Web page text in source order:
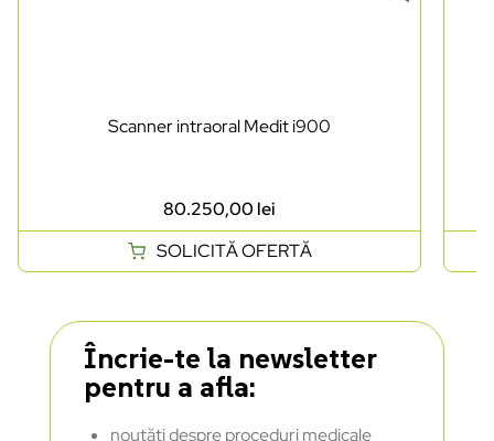
Scanner intraoral Medit i900
80.250,00 lei
SOLICITĂ OFERTĂ
Încrie-te la newsletter
pentru a afla:
noutăți despre proceduri medicale